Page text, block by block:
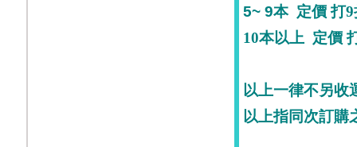
5~ 9本 定價 打9
10本以上 定價
以上一律不另收
以上指同次訂購